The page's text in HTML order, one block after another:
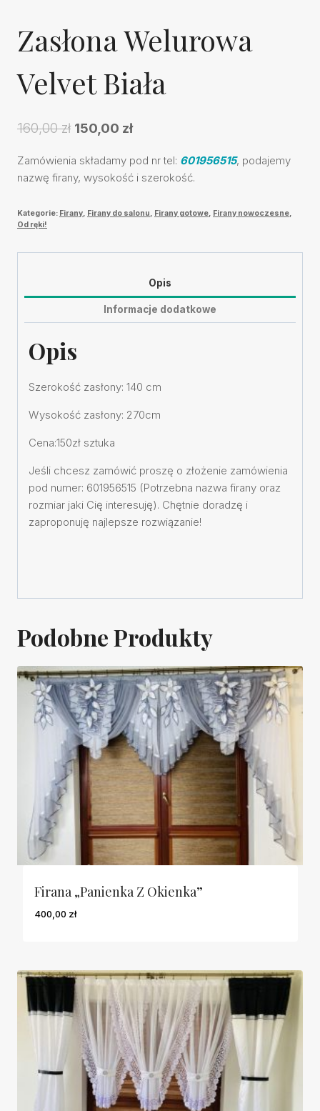
Zasłona Welurowa
Velvet Biała
160,00zł Pierwotna
wynosiła:
150,00 złAktualna
wynosi:
Zamówienia składamy pod nr tel: 601956515, podajemy
nazwę firany, wysokość i szerokość.
Kategorie: Firany, Firany do salonu, Firany gotowe, Firany nowoczesne,
Od ręki!
Opis
Informacje dodatkowe
Opis
Szerokość zasłony: 140 cm
Wysokość zasłony: 270cm
Cena:150zł sztuka
Jeśli chcesz zamówić proszę o złożenie zamówienia
pod numer: 601956515 (Potrzebna nazwa firany oraz
rozmiar jaki Cię interesuję). Chętnie doradzę i
zaproponuję najlepsze rozwiązanie!
Podobne Produkty
Firana „Panienka Z Okienka”
400,00 zł